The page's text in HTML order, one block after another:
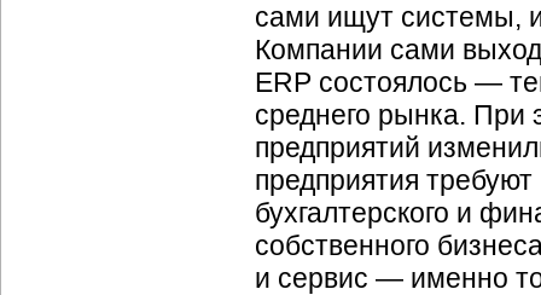
сами ищут системы,
Компании сами
ERP состоялось —
среднего рынка. При
предприятий
предприятия
бухгалтерского и
собственного
и сервис — именно